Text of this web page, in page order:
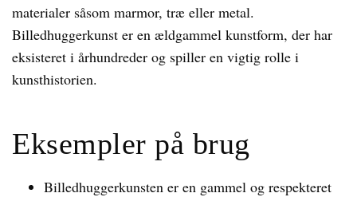
materialer såsom marmor, træ eller metal.
Billedhuggerkunst er en ældgammel kunstform, der har
eksisteret i århundreder og spiller en vigtig rolle i
kunsthistorien.
Eksempler på brug
Billedhuggerkunsten er en gammel og respekteret